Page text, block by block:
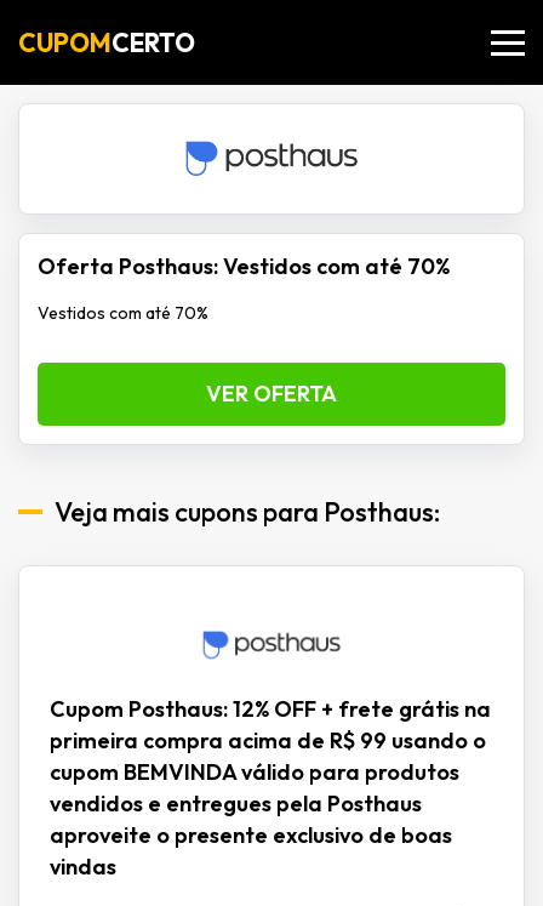
CUPOMCERTO
Oferta Posthaus: Vestidos com até 70%
Vestidos com até 70%
VER OFERTA
Veja mais cupons para Posthaus:
Cupom Posthaus: 12% OFF + frete grátis na
primeira compra acima de R$ 99 usando o
cupom BEMVINDA válido para produtos
vendidos e entregues pela Posthaus
aproveite o presente exclusivo de boas
vindas